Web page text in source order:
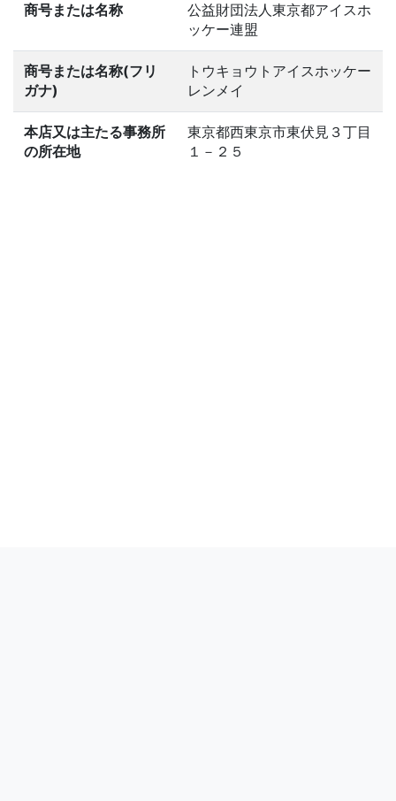
商号または名称
公益財団法人東京都アイスホ
ッケー連盟
商号または名称(フリ
ガナ)
トウキョウトアイスホッケー
レンメイ
本店又は主たる事務所
の所在地
東京都西東京市東伏見３丁目
１－２５